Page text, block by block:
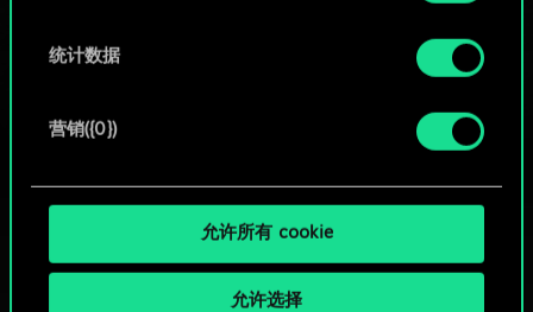
统计数据
营销({0})
允许所有 cookie
允许选择